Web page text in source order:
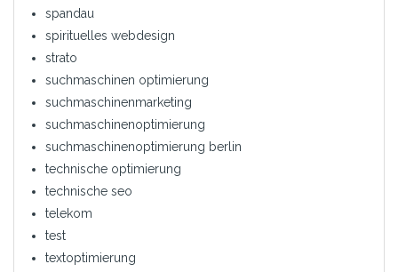
spandau
spirituelles webdesign
strato
suchmaschinen optimierung
suchmaschinenmarketing
suchmaschinenoptimierung
suchmaschinenoptimierung berlin
technische optimierung
technische seo
telekom
test
textoptimierung